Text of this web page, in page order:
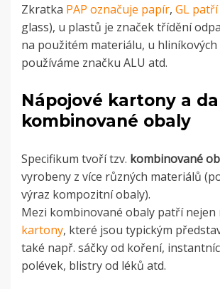
Zkratka PAP označuje papír, GL
glass), u plastů je značek třídění
na použitém materiálu, u
používáme značku ALU atd.
Nápojové kartony a
kombinované obaly
Specifikum tvoří tzv. kombinované
vyrobeny z více různých materiálů
výraz kompozitní obaly).
Mezi kombinované obaly patří nejen
kartony, které jsou typickým
také např. sáčky od koření,
polévek, blistry od léků atd.